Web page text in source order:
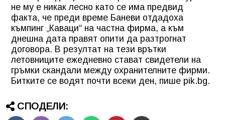
не му е никак лесно като се има предвид
факта, че преди време Баневи отдадоха
къмпинг „Каваци“ на частна фирма, а към
днешна дата правят опити да разтрогнат
договора. В резултат на тези врътки
летовниците ежедневно стават свидетели на
гръмки скандали между охранителните фирми.
Битките се водят почти всеки ден, пише pik.bg.
СПОДЕЛИ: